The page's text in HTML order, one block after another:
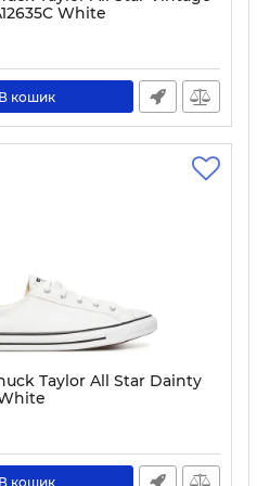
White
36
В кошик
Taylor All Star Dainty
37
В кошик